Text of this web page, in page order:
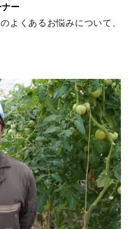
ー
よくあるお悩みについて、